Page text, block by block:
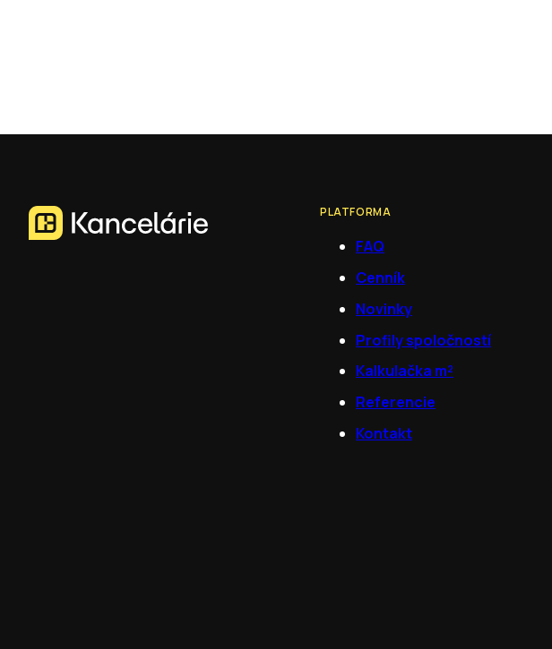
PLATFORMA
FAQ
Cenník
Novinky
Profily spoločností
Kalkulačka m²
Referencie
Kontakt